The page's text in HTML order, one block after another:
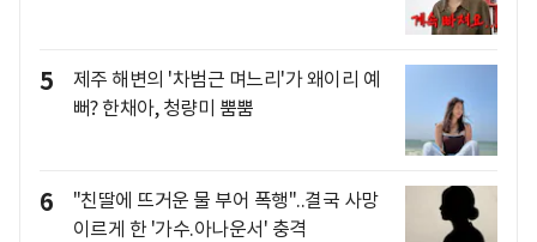
5
제주 해변의 '차범근 며느리'가 왜이리 예
뻐? 한채아, 청량미 뿜뿜
6
"친딸에 뜨거운 물 부어 폭행"..결국 사망
이르게 한 '가수.아나운서' 충격